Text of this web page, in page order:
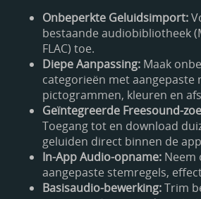
Onbeperkte Geluidsimport:
bestaande audiobibliotheek
FLAC) toe.
Diepe Aanpassing: Maak
categorieën met aangepaste
pictogrammen, kleuren en
Geïntegreerde Freesound-
Toegang tot en download
geluiden direct binnen de
In-App Audio-opname: Neem
aangepaste stemregels,
Basisaudio-bewerking:Trim